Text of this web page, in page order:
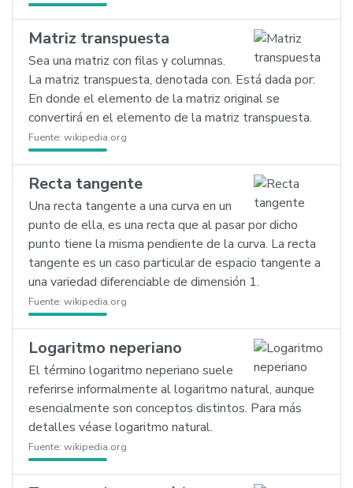
Matriz transpuesta
Sea una matriz con filas y columnas.
La matriz transpuesta, denotada con. Está dada por:
En donde el elemento de la matriz original se
convertirá en el elemento de la matriz transpuesta.
Fuente: wikipedia.org
Recta tangente
Una recta tangente a una curva en un
punto de ella, es una recta que al pasar por dicho
punto tiene la misma pendiente de la curva. La recta
tangente es un caso particular de espacio tangente a
una variedad diferenciable de dimensión 1.
Fuente: wikipedia.org
Logaritmo neperiano
El término logaritmo neperiano suele
referirse informalmente al logaritmo natural, aunque
esencialmente son conceptos distintos. Para más
detalles véase logaritmo natural.
Fuente: wikipedia.org